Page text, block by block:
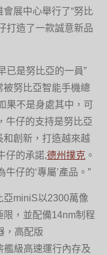
展中心舉行了“努比
打造了一款誠意新品
是努比亞的一員”
努比亞智能手機總
果不是身處其中，可
，牛仔的支持是努比亞
和創新，打造越來越
仔的承諾,德州撲克 。
仔的‘專屬’產品。”
miniS以2300萬像
，並配備14nm制程
，高配版
艦級高速運行內存及